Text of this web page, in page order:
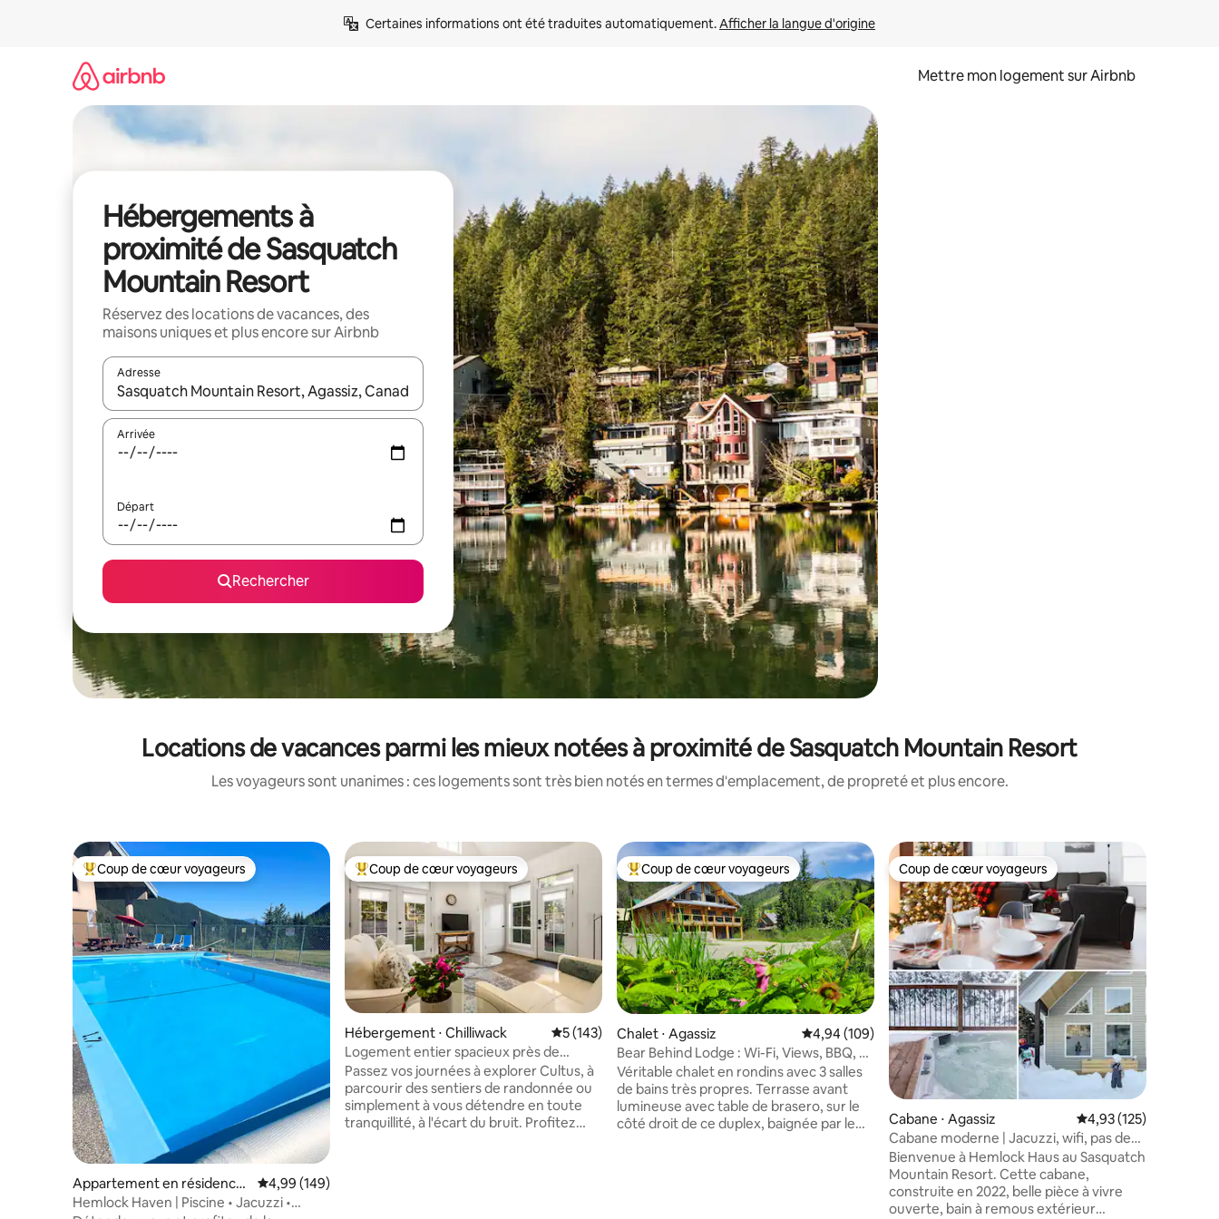
Certaines informations ont été traduites automatiquement. Afficher la langue d'origine
Mettre mon logement sur Airbnb
Hébergements à
proximité de Sasquatch
Mountain Resort
Réservez des locations de vacances, des
maisons uniques et plus encore sur Airbnb
Adresse
Lorsque les résultats s'affichent, utilisez les flèches vers le haut et vers le bas pour les parcourir ou en appuyant et en faisant glisser.
Arrivée
Départ
Rechercher
Locations de vacances parmi les mieux notées à proximité de Sasquatch Mountain Resort
Les voyageurs sont unanimes : ces logements sont très bien notés en termes d'emplacement, de propreté et plus encore.
Coups de cœur voyageurs les plus appréciés
Coup de cœur voyageurs
Appartement en résidence
⋅ Agassiz
Évaluation moyenne sur la base de 149 commentaires : 4,99 sur 5
4,99 (149)
Hemlock Haven | Piscine • Jacuzzi •
Coups de cœur voyageurs les plus appréciés
Coup de cœur voyageurs
Hébergement ⋅ Chilliwack Évaluation moyenne sur la base de 143 commentaires : 5 sur 5
5 (143)
Logement entier spacieux près de
Cultus AC et patio privé
Passez vos journées à explorer Cultus, à
parcourir des sentiers de randonnée ou
simplement à vous détendre en toute
tranquillité, à l'écart du bruit. Profitez
Coups de cœur voyageurs les plus appréciés
Coup de cœur voyageurs
Chalet ⋅ Agassiz Évaluation moyenne sur la base de 109 commentaires : 4,94 sur 5
4,94 (109)
Bear Behind Lodge : Wi-Fi, Views, BBQ, 3
Full Bthrm
Véritable chalet en rondins avec 3 salles
de bains très propres. Terrasse avant
lumineuse avec table de brasero, sur le
côté droit de ce duplex, baignée par le
Coup de cœur voyageurs
Coup de cœur voyageurs
Cabane ⋅ Agassiz Évaluation moyenne
4,93 (125)
Cabane moderne | Jacuzzi, wifi, pas de
frais de ménage
Bienvenue à Hemlock Haus au Sasquatch
Mountain Resort. Cette cabane,
construite en 2022, belle pièce à vivre
ouverte, bain à remous extérieur